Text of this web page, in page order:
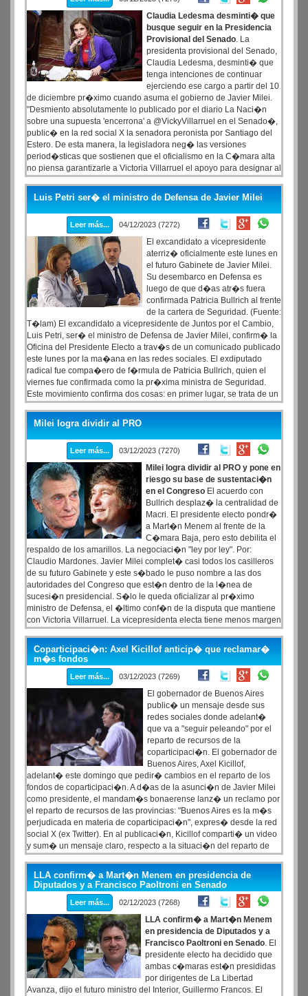
Claudia Ledesma desminti� que
busque seguir en la Presidencia
Provisional del Senado. La
presidenta provisional del Senado,
Claudia Ledesma, desminti� que
tenga intenciones de continuar
ejerciendo ese cargo a partir del 10
de diciembre pr�ximo cuando asuma el gobierno de Javier Milei.
"Desmiento absolutamente lo publicado por el diario La Naci�n
sobre una supuesta 'encerrona' a @VickyVillarruel en el Senado�,
public� en la red social X la senadora peronista por Santiago del
Estero. De esta manera, la legisladora neg� las versiones
period�sticas que sostienen que el oficialismo en la C�mara alta
no piensa garantizarle a Victoria Villarruel el apoyo para designar al
formose�o recientemente electo Francisco Paoltroni.
Luis Petri ser� el ministro de Defensa de Javier Milei
Leer más... 04/12/2023 (7272)
El excandidato a vicepresidente
aterriz� oficialmente este lunes en
el futuro Gabinete de Javier Milei.
Su desembarco en Defensa es
luego de que d�as atr�s fuera
confirmada Patricia Bullrich al frente
de la cartera de Seguridad. (Fuente:
T�lam) El excandidato a vicepresidente de Juntos por el Cambio,
Luis Petri, ser� el ministro de Defensa de Javier Milei, confirm� la
Oficina del Presidente Electo a trav�s de un comunicado publicado
este lunes por la ma�ana en las redes sociales. El exdiputado
radical fue compa�ero de f�rmula de Patricia Bullrich, quien el
viernes fue confirmada como la pr�xima ministra de Seguridad.
Este movimiento confirma dos cosas: en primer lugar, se trata de un
nuevo acercamiento del sector de Patricia Bullrich a Javier Milei,
incluso cuando eso podr�a agravar la tensi�n con Mauricio Macri,
que buscaba un acuerdo m�s amplio entre La Libertad Avanza y el
PRO, que incluya un di�logo m�s cercano en el Congreso, donde
el futuro presidente tendr� una minor�a tanto en Diputados (37
bancas) como en el Senado (7 bancas).
Milei logra dividir al PRO
Leer más... 03/12/2023 (7270)
Milei logra dividir al PRO y pone en
riesgo su base de sustentaci�n
en el Congreso El acuerdo con
Bullrich desplaz� la centralidad de
Macri. El presidente electo pondr�
a Mart�n Menem al frente de la
C�mara Baja, pero esto debilita el
respaldo de los amarillos. La negociaci�n "ley por ley". Por:
Claudio Mardones. Javier Milei complet� casi todos los casilleros
de su futuro Gabinete y este s�bado le puso nombre a las dos
autoridades del Congreso que est�n dentro de la l�nea de
sucesi�n presidencial. S�lo le queda oficializar al pr�ximo
ministro de Defensa, el �ltimo conf�n de la disputa que mantiene
con Victoria Villarruel. La vicepresidenta electa tiene menos margen
para extender su influencia al �rea castrense desde que su
compa�ero de f�rmula termin� de ordenar el v�nculo con el
expresidente Mauricio Macri y dej� claro que no hay margen para
un cogobierno, s� para recibir a algunos de sus exfuncionarios,
pero sin que eso empodere al magnate o lo transforme en un
intermediario con alguna cuota de poder en la futura gesti�n.
Coparticipaci�n: Axel Kicillof anticip� que reclamar�
m�s fondos
Leer más... 03/12/2023 (7269)
El gobernador de Buenos Aires
public� un mensaje desde sus
redes sociales donde adelant�
que va a "seguir peleando" por el
reparto de recursos de la
coparticipaci�n. El gobernador de
Buenos Aires, Axel Kicillof,
adelant� este domingo que pedir� cambios en el reparto de los
fondos de coparticipaci�n. A d�as de la asunci�n de Javier Milei
como presidente, el mandam�s bonaerense lanz� un reclamo por
el reparto de recursos de las provincias: "Buenos Aires es la m�s
perjudicada en materia de coparticipaci�n", expres� desde la red
social X (ex Twitter). En al publicaci�n, Kicillof comparti� un video
y sum� un mensaje claro, respecto a la situaci�n del reparto de
fondos coparticipables, donde enfatiz� que Buenos Aires es
perjudicada.
LLA confirm� a Mart�n Menem en presidencia de
Diputados y a Francisco Paoltroni en Senado
Leer más... 02/12/2023 (7268)
LLA confirm� a Mart�n Menem
en presidencia de Diputados y a
Francisco Paoltroni en Senado. El
presidente electo ha decidido que
ambas c�maras est�n presididas
por dirigentes de La Libertad
Avanza, dijo el futuro ministro del Interior, Guillermo Francos. El